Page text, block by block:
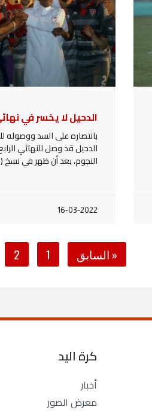
الدحيل لا يخسر في
بانتصاره على السد ووصوله
الدحيل قد وصل للنهائي
النجوم، بعد أن ظهر في نسخ (2016/ 2018/ 2019)،
16-03-2022
« السابق 1
2
كرة اليد
أخبار
معرض الصور